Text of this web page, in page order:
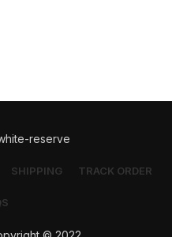
SHIPPING TRACK ORDER